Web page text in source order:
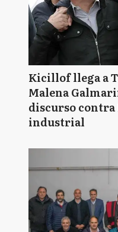
Kicillof llega a
Malena
discurso
industrial